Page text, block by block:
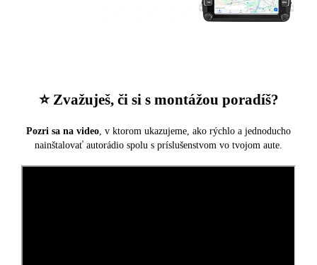
⭐️ Zvažuješ, či si s montážou poradíš?
Pozri sa na video, v ktorom ukazujeme, ako rýchlo a jednoducho
nainštalovať autorádio spolu s príslušenstvom vo tvojom aute.